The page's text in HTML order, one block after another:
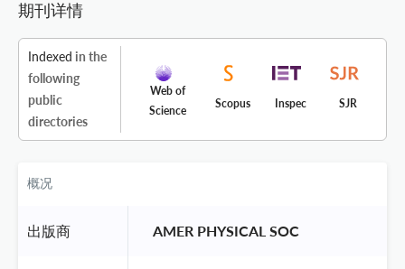
期刊详情
Indexed in the
following
public
directories
Web of
Science
Scopus Inspec SJR
概况
出版商 AMER PHYSICAL SOC